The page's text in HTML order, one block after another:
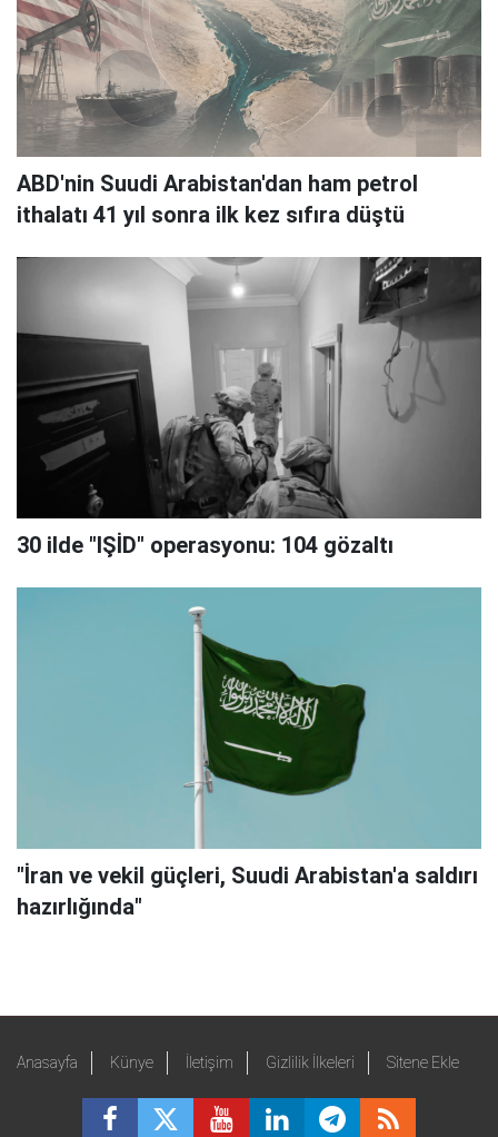
ABD'nin Suudi Arabistan'dan ham petrol
ithalatı 41 yıl sonra ilk kez sıfıra düştü
30 ilde "IŞİD" operasyonu: 104 gözaltı
"İran ve vekil güçleri, Suudi Arabistan'a saldırı
hazırlığında"
Anasayfa Künye İletişim Gizlilik İlkeleri Sitene Ekle